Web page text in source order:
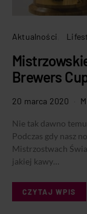
Aktualności
Brewers
20 marca 2020
Nie tak dawno
Podczas gdy nasz
Mistrzostwach
jakiej kawy…
CZYTAJ WPIS